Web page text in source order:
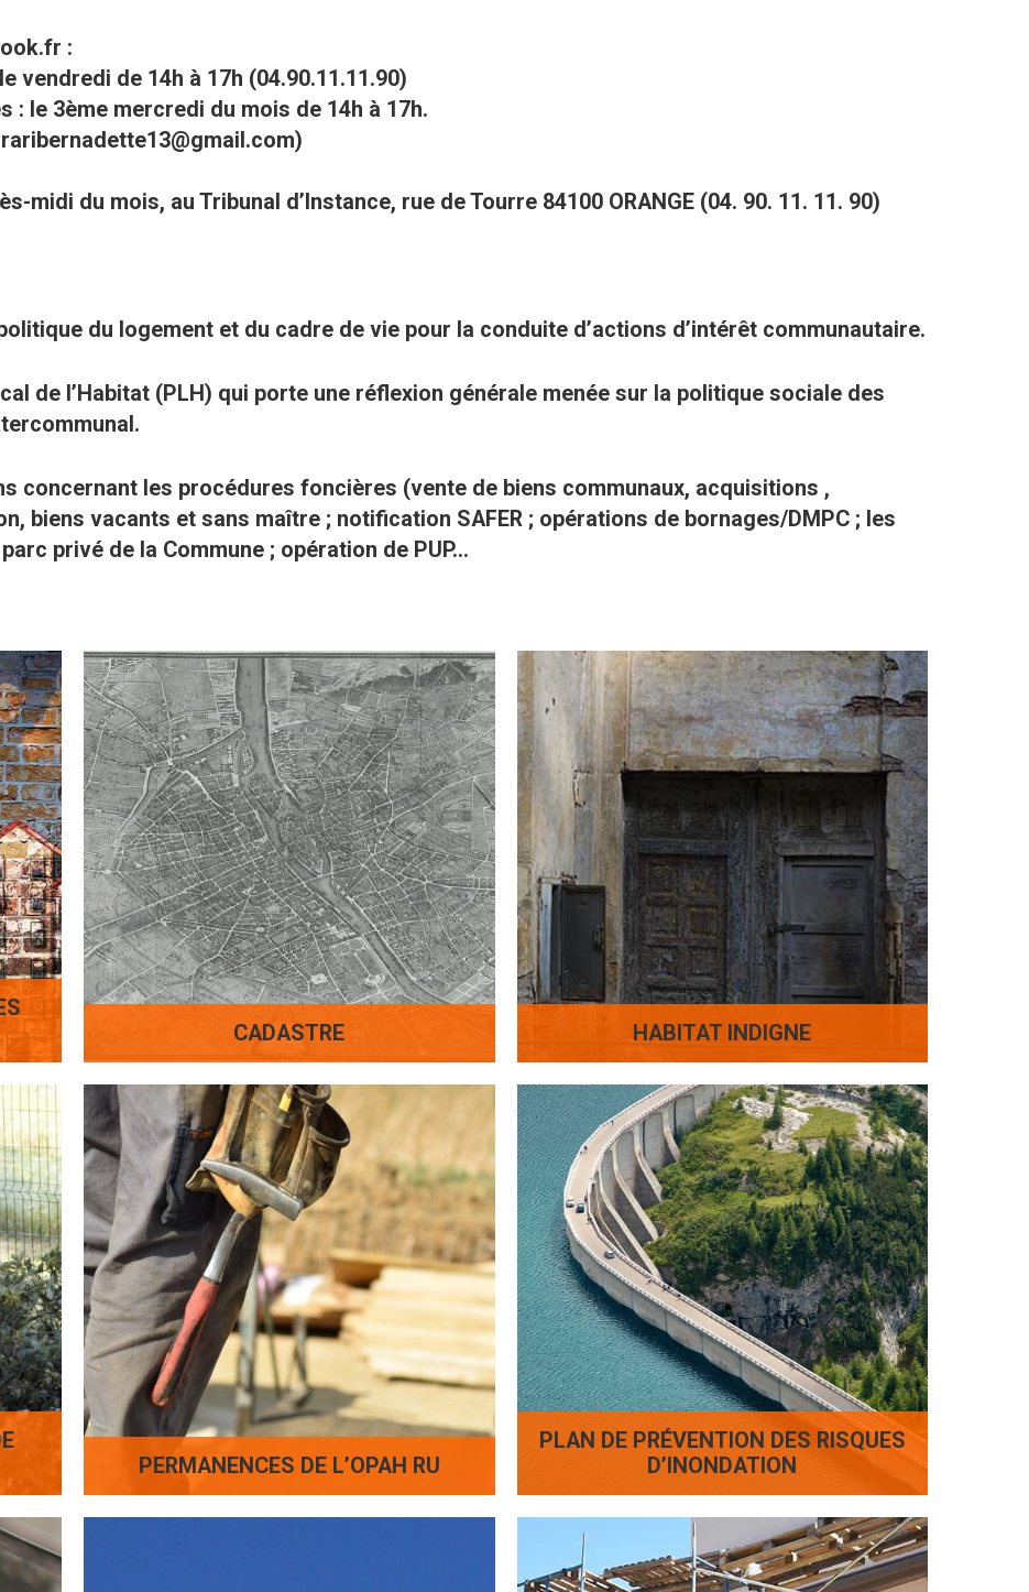
:
vendredi de 14h à 17h (04.90.11.11.90)
: le 3ème mercredi du mois de 14h à 17h.
midi du mois, au Tribunal d’Instance, rue de Tourre 84100 ORANGE (04. 90. 11. 11. 90)
du logement et du cadre de vie pour la conduite d’actions d’intérêt communautaire.
de l’Habitat (PLH) qui porte une réflexion générale menée sur la politique sociale des
concernant les procédures foncières (vente de biens communaux, acquisitions ,
biens vacants et sans maître ; notification SAFER ; opérations de bornages/DMPC ; les
privé de la Commune ; opération de PUP…
CADASTRE HABITAT INDIGNE
PERMANENCES DE L’OPAH RU
PLAN DE PRÉVENTION DES RISQUES
D’INONDATION